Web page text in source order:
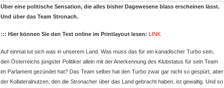
Über eine politische Sensation, die alles bisher Dagewesene blass erscheinen lässt.
Und über das Team Stronach.
::: Hier können Sie den Text online im Printlayout lesen: LINK
Auf einmal tut sich was in unserem Land. Was muss das für ein kanadischer Turbo sein,
den Österreichs jüngster Politiker allein mit der Anerkennung des Klubstatus für sein Team
im Parlament gezündet hat? Das Team selber hat den Turbo zwar gar nicht so gespürt, aber
der Kollateralnutzen, den die Stronacher über das Land gebracht haben, ist gewaltig. Und so